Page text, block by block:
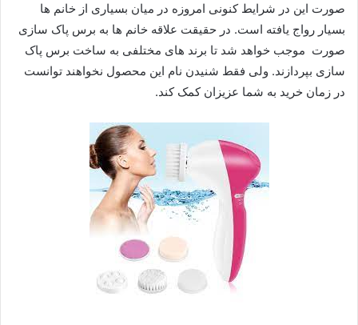
صورت این در شرایط کنونی امروزه در میان بسیاری از خانم ها
بسیار رواج یافته است. در حقیقت علاقه خانم ها به برس پاک سازی
صورت موجب خواهد شد تا برند های مختلفی به ساخت برس پاک
سازی بپردازند. ولی فقط شنیدن نام این محصول نخواهند توانست
در زمان خرید به شما عزیزان کمک کند.